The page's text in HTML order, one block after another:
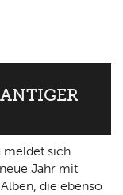
W
meldet sich
Jahr mit
die ebenso